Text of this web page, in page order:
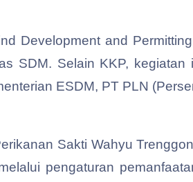
Development and
SDM. Selain KKP,
ESDM, PT PLN
Sakti Wahyu
pengaturan